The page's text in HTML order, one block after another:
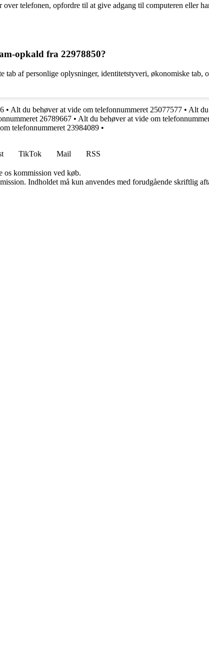
telefonen, opfordre til at give adgang til computeren eller
opkald fra 22978850?
tab af personlige oplysninger, identitetstyveri, økonomiske
• Alt du behøver at vide om telefonnummeret 25077577 • Alt du
26789667 • Alt du behøver at vide om
telefonnummeret 23984089 •
TikTok Mail
RSS
os kommission ved køb.
Indholdet må kun anvendes med forudgående skriftlig